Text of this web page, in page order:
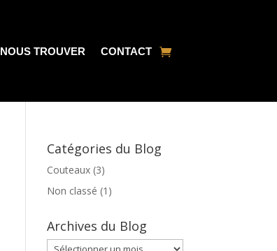
NOUS TROUVER CONTACT
Catégories du Blog
Couteaux (3)
Non classé (1)
Archives du Blog
Archives